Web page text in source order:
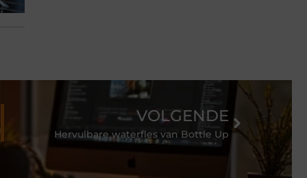
VOLGENDE
Hervulbare waterfles van Bottle Up